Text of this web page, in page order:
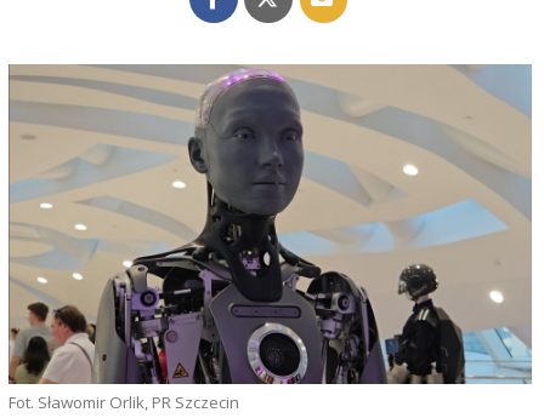
Fot. Sławomir Orlik, PR Szczecin